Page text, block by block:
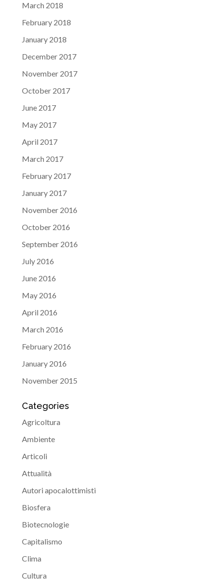
March 2018
February 2018
January 2018
December 2017
November 2017
October 2017
June 2017
May 2017
April 2017
March 2017
February 2017
January 2017
November 2016
October 2016
September 2016
July 2016
June 2016
May 2016
April 2016
March 2016
February 2016
January 2016
November 2015
Categories
Agricoltura
Ambiente
Articoli
Attualità
Autori apocalottimisti
Biosfera
Biotecnologie
Capitalismo
Clima
Cultura